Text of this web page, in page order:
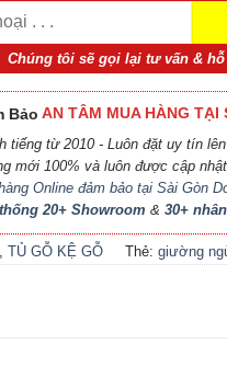
Chúng tôi sẽ gọi lại tư vấn &
AN TÂM MUA HÀNG TẠI
tiếng từ 2010 - Luôn đặt uy tín
mới 100% và luôn được cập
Online đảm bảo tại Sài Gòn
20+ Showroom & 30+
, TỦ GỖ KỆ GỖ Thẻ: giường